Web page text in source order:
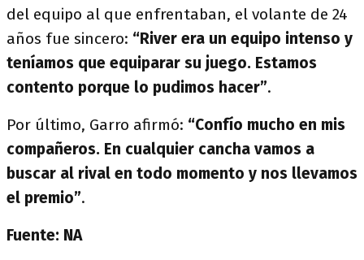
del equipo al que enfrentaban, el volante de 24
años fue sincero: “River era un equipo intenso y
teníamos que equiparar su juego. Estamos
contento porque lo pudimos hacer”.
Por último, Garro afirmó: “Confío mucho en mis
compañeros. En cualquier cancha vamos a
buscar al rival en todo momento y nos llevamos
el premio”.
Fuente: NA